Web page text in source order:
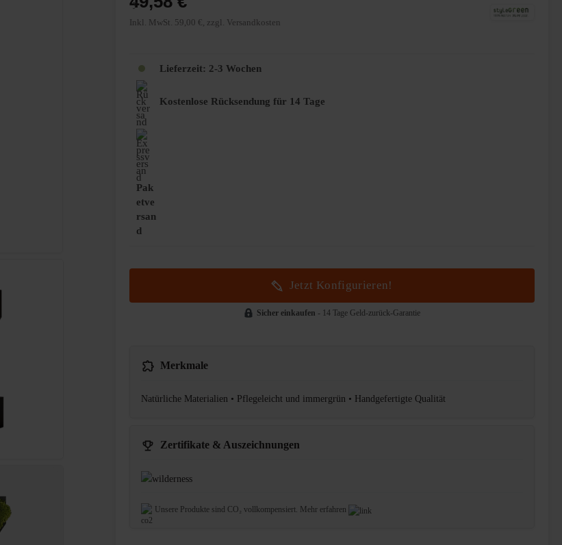
Inkl. MwSt. 59,00 €, zzgl. Versandkosten
Lieferzeit: 2-3 Wochen
Kostenlose Rücksendung für 14 Tage
Pak
etve
rsan
d
Jetzt Konfigurieren!
Sicher einkaufen - 14 Tage Geld-zurück-Garantie
Merkmale
Natürliche Materialien • Pflegeleicht und immergrün • Handgefertigte Qualität
Zertifikate & Auszeichnungen
Unsere Produkte sind CO₂ vollkompensiert. Mehr erfahren